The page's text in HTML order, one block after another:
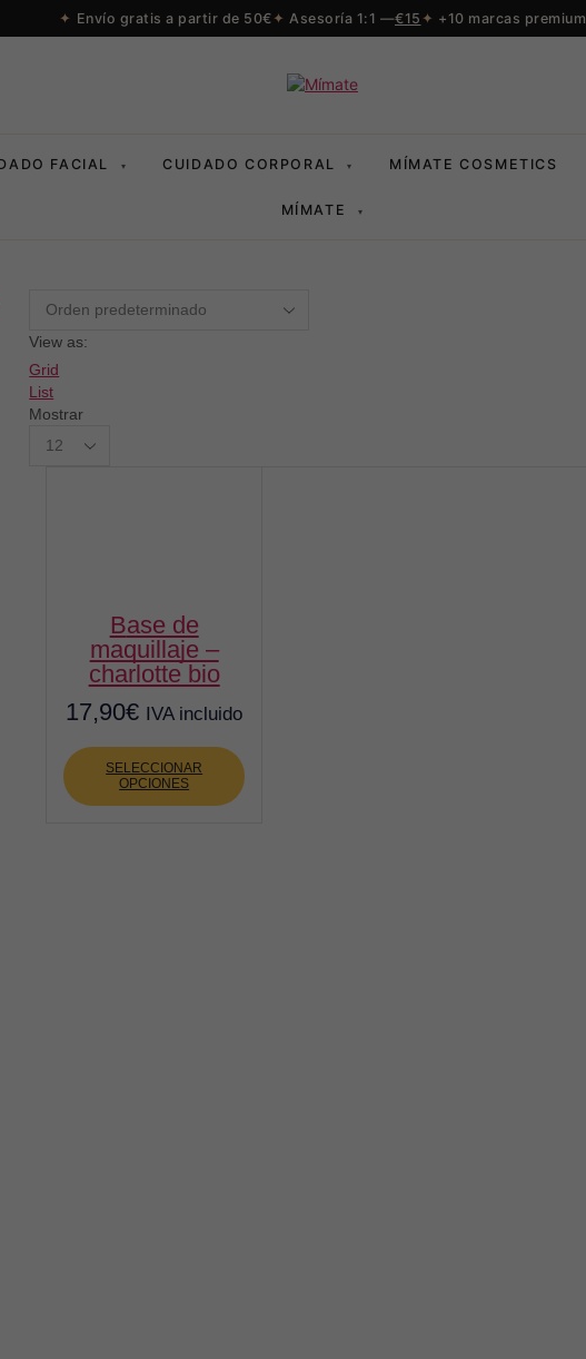
Envío gratis a partir de 50€ Asesoría 1:1 —€15 +10 marcas premium
FACIAL ▾ CUIDADO CORPORAL ▾ MÍMATE COSMETICS
MÍMATE ▾
View as:
Grid
List
Mostrar
base de
maquillaje –
charlotte bio
17,90€ IVA incluido
SELECCIONAR
OPCIONES
tiene